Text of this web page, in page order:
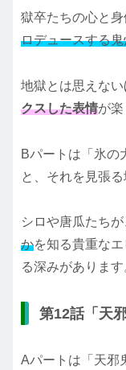
獄卒たちの心と身
ロデュースする
地獄とは思えない
クスした表情が楽
Bパートは「氷の
と、それを見張る
シロや唐瓜たちが
かを知る貴重なエ
る深みがあります
第12話「天
Aパートは「天邪